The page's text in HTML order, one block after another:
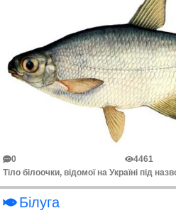
0 4461
Білуга